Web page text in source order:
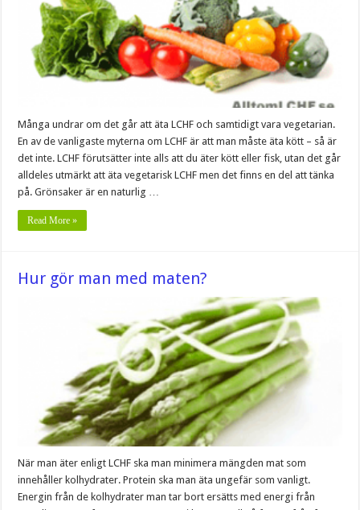
Många undrar om det går att äta LCHF och samtidigt vara vegetarian.
En av de vanligaste myterna om LCHF är att man måste äta kött – så är
det inte. LCHF förutsätter inte alls att du äter kött eller fisk, utan det går
alldeles utmärkt att äta vegetarisk LCHF men det finns en del att tänka
på. Grönsaker är en naturlig …
Read More »
Hur gör man med maten?
När man äter enligt LCHF ska man minimera mängden mat som
innehåller kolhydrater. Protein ska man äta ungefär som vanligt.
Energin från de kolhydrater man tar bort ersätts med energi från